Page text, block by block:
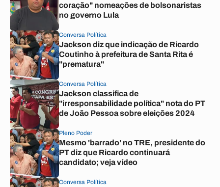
coração" nomeações de bolsonaristas
no governo Lula
Conversa Política
Jackson diz que indicação de Ricardo
Coutinho à prefeitura de Santa Rita é
"prematura"
Conversa Política
Jackson classifica de
"irresponsabilidade política" nota do PT
de João Pessoa sobre eleições 2024
Pleno Poder
Mesmo 'barrado' no TRE, presidente do
PT diz que Ricardo continuará
candidato; veja vídeo
Conversa Política